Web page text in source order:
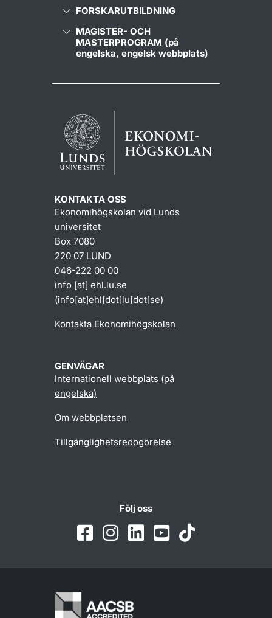
FORSKARUTBILDNING
MAGISTER- OCH
MASTERPROGRAM (på
engelska, engelsk webbplats)
KONTAKTA OSS
Ekonomihögskolan vid Lunds
universitet
Box 7080
220 07 LUND
046-222 00 00
info [at] ehl.lu.se
(info[at]ehl[dot]lu[dot]se)
Kontakta Ekonomihögskolan
GENVÄGAR
Internationell webbplats (på
engelska)
Om webbplatsen
Tillgänglighetsredogörelse
Följ oss